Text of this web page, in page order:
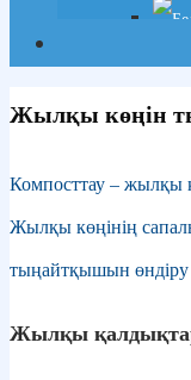
Жылқы көңін
Компосттау – жылқы
Жылқы көңінің
тыңайтқышын өндіру
Жылқы